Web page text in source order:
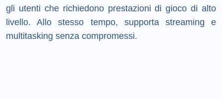
gli utenti che richiedono prestazioni di gioco di alto
livello. Allo stesso tempo, supporta streaming e
multitasking senza compromessi.